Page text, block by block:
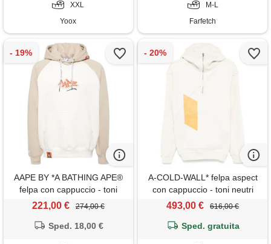
XXL
Yoox
M-L
Farfetch
AAPE BY *A BATHING APE®
felpa con cappuccio - toni
neutri
221,00 € 274,00 €
Sped. 18,00 €
A-COLD-WALL* felpa aspect
con cappuccio - toni neutri
493,00 € 616,00 €
Sped. gratuita